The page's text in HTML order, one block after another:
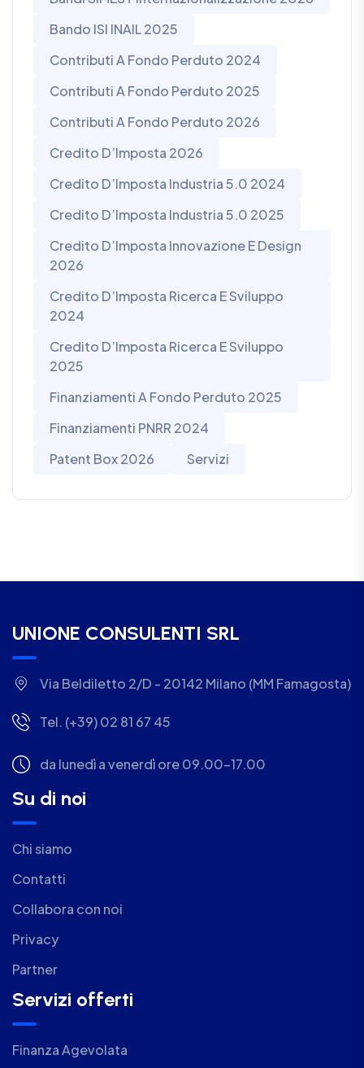
Bando ISI INAIL 2025
Contributi A Fondo Perduto 2024
Contributi A Fondo Perduto 2025
Contributi A Fondo Perduto 2026
Credito D’Imposta 2026
Credito D’Imposta Industria 5.0 2024
Credito D’Imposta Industria 5.0 2025
Credito D’Imposta Innovazione E Design
2026
Credito D’Imposta Ricerca E Sviluppo
2024
Credito D’Imposta Ricerca E Sviluppo
2025
Finanziamenti A Fondo Perduto 2025
Finanziamenti PNRR 2024
Patent Box 2026
Servizi
UNIONE CONSULENTI SRL
Via Beldiletto 2/D - 20142 Milano (MM Famagosta)
Tel. (+39) 02 81 67 45
da lunedì a venerdì ore 09.00-17.00
Su di noi
Chi siamo
Contatti
Collabora con noi
Privacy
Partner
Servizi offerti
Finanza Agevolata